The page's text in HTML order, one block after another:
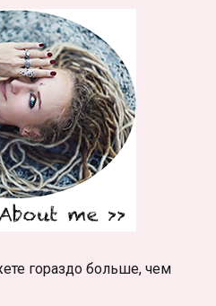
гораздо больше, чем